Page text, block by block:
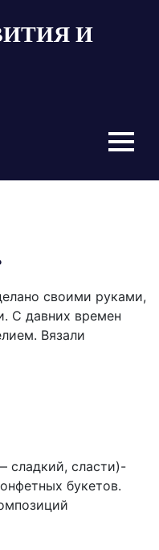
И
Menu
своими руками,
С давних времен
Вязали
сладкий, сласти)-
букетов.